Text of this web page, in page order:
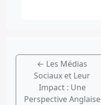
← Les Médias
Sociaux et Leur
Impact : Une
Perspective Anglaise